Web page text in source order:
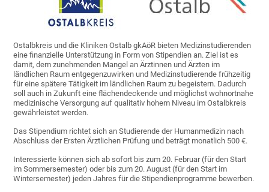
Ostalbkreis und die Kliniken Ostalb gkAöR bieten Medizinstudierenden
eine finanzielle Unterstützung in Form von Stipendien an. Ziel ist es
damit, dem zunehmenden Mangel an Ärztinnen und Ärzten im
ländlichen Raum entgegenzuwirken und Medizinstudierende frühzeitig
für eine spätere Tätigkeit im ländlichen Raum zu begeistern. Dadurch
soll auch in Zukunft eine flächendeckende und möglichst wohnortnahe
medizinische Versorgung auf qualitativ hohem Niveau im Ostalbkreis
gewährleistet werden.
Das Stipendium richtet sich an Studierende der Humanmedizin nach
Abschluss der Ersten Ärztlichen Prüfung und beträgt monatlich 500 €.
Interessierte können sich ab sofort bis zum 20. Februar (für den Start
im Sommersemester) oder bis zum 20. August (für den Start im
Wintersemester) jeden Jahres für die Stipendienprogramme bewerben.